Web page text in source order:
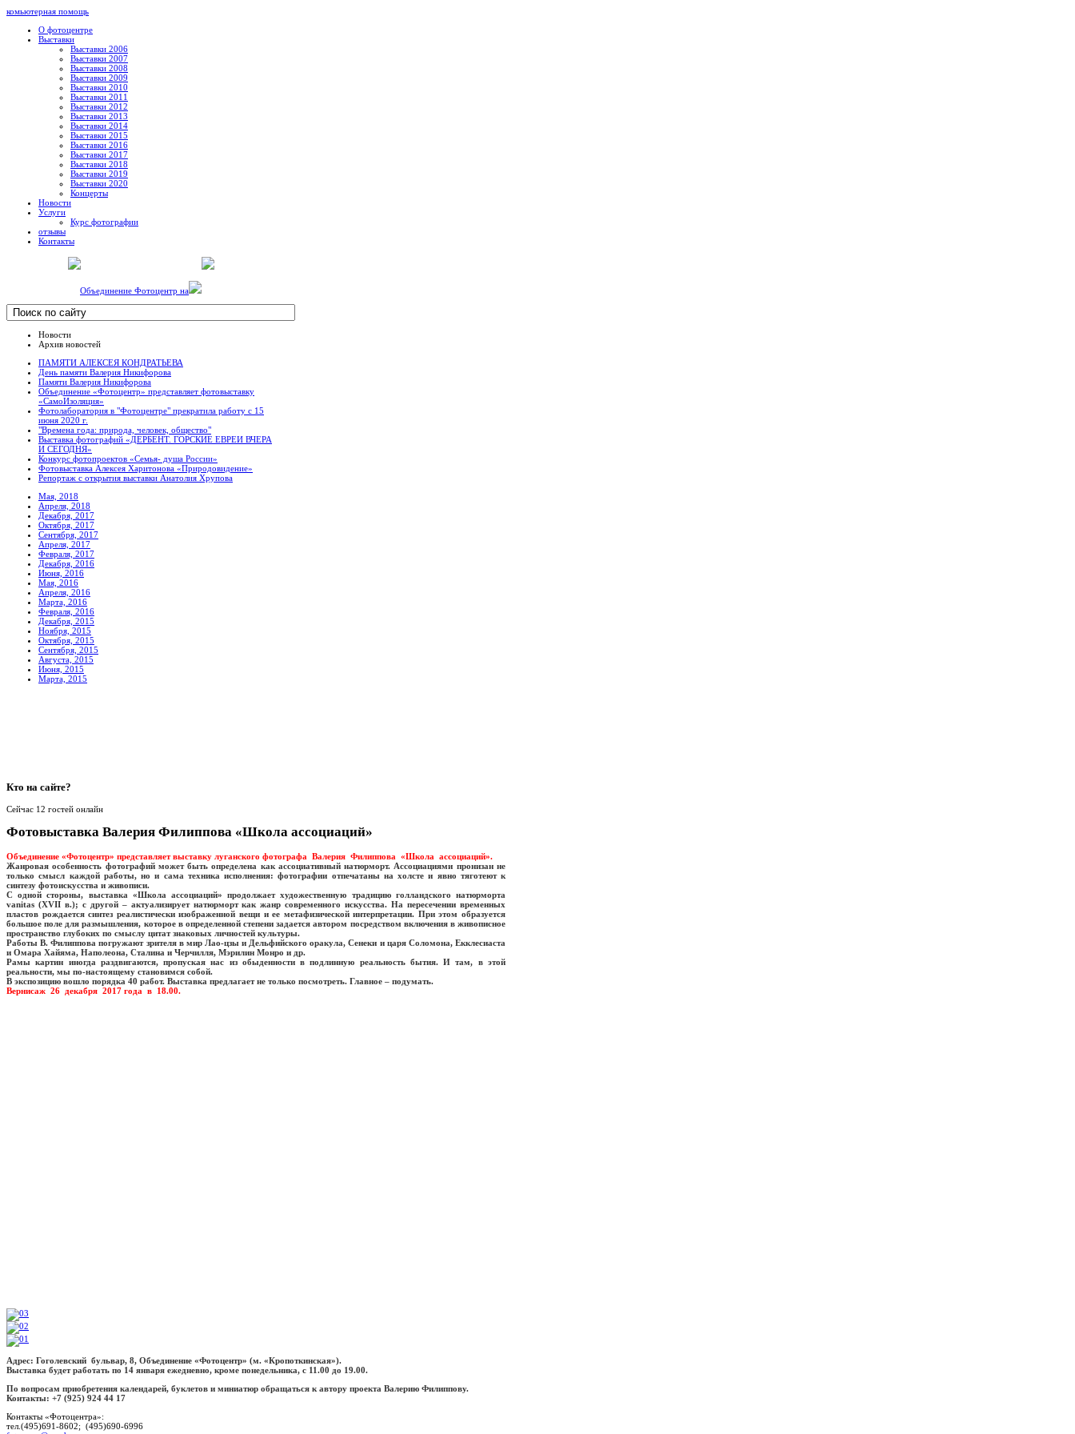
комьютерная помощь
О фотоцентре
Выставки
Выставки 2006
Выставки 2007
Выставки 2008
Выставки 2009
Выставки 2010
Выставки 2011
Выставки 2012
Выставки 2013
Выставки 2014
Выставки 2015
Выставки 2016
Выставки 2017
Выставки 2018
Выставки 2019
Выставки 2020
Концерты
Новости
Услуги
Курс фотографии
отзывы
Контакты
Объединение Фотоцентр на
Новости
Архив новостей
ПАМЯТИ АЛЕКСЕЯ КОНДРАТЬЕВА
День памяти Валерия Никифорова
Памяти Валерия Никифорова
Объединение «Фотоцентр» представляет фотовыставку
«СамоИзоляция»
Фотолаборатория в "Фотоцентре" прекратила работу с 15
июня 2020 г.
"Времена года: природа, человек, общество"
Выставка фотографий «ДЕРБЕНТ. ГОРСКИЕ ЕВРЕИ ВЧЕРА
И СЕГОДНЯ»
Конкурс фотопроектов «Семья- душа России»
Фотовыставка Алексея Харитонова «Природовидение»
Репортаж с открытия выставки Анатолия Хрупова
Мая, 2018
Апреля, 2018
Декабря, 2017
Октября, 2017
Сентября, 2017
Апреля, 2017
Февраля, 2017
Декабря, 2016
Июня, 2016
Мая, 2016
Апреля, 2016
Марта, 2016
Февраля, 2016
Декабря, 2015
Ноября, 2015
Октября, 2015
Сентября, 2015
Августа, 2015
Июня, 2015
Марта, 2015
Кто на сайте?
Сейчас 12 гостей онлайн
Фотовыставка Валерия Филиппова «Школа ассоциаций»
Объединение «Фотоцентр» представляет выставку луганского фотографа Валерия Филиппова «Школа ассоциаций».
Жанровая особенность фотографий может быть определена как ассоциативный натюрморт. Ассоциациями пронизан не
только смысл каждой работы, но и сама техника исполнения: фотографии отпечатаны на холсте и явно тяготеют к
синтезу фотоискусства и живописи.
С одной стороны, выставка «Школа ассоциаций» продолжает художественную традицию голландского натюрморта
vanitas (XVII в.); с другой – актуализирует натюрморт как жанр современного искусства. На пересечении временных
пластов рождается синтез реалистически изображенной вещи и ее метафизической интерпретации. При этом образуется
большое поле для размышления, которое в определенной степени задается автором посредством включения в живописное
пространство глубоких по смыслу цитат знаковых личностей культуры.
Работы В. Филиппова погружают зрителя в мир Лао-цзы и Дельфийского оракула, Сенеки и царя Соломона, Екклесиаста
и Омара Хайяма, Наполеона, Сталина и Черчилля, Мэрилин Монро и др.
Рамы картин иногда раздвигаются, пропуская нас из обыденности в подлинную реальность бытия. И там, в этой
реальности, мы по-настоящему становимся собой.
В экспозицию вошло порядка 40 работ. Выставка предлагает не только посмотреть. Главное – подумать.
Вернисаж 26 декабря 2017 года в 18.00.
Адрес: Гоголевский бульвар, 8, Объединение «Фотоцентр» (м. «Кропоткинская»).
Выставка будет работать по 14 января ежедневно, кроме понедельника, с 11.00 до 19.00.
По вопросам приобретения календарей, буклетов и миниатюр обращаться к автору проекта Валерию Филиппову.
Контакты: +7 (925) 924 44 17
Контакты «Фотоцентра»:
тел.(495)691-8602; (495)690-6996